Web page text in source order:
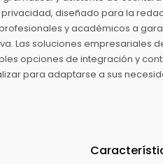
diseñado para la
y académicos a
Las soluciones empresariales
opciones de integración y
para adaptarse a sus